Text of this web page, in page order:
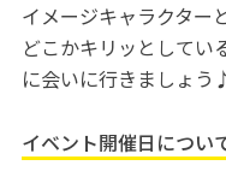
イメージキャラクター
どこかキリッとしてい
に会いに行きましょう
イベント開催日につい